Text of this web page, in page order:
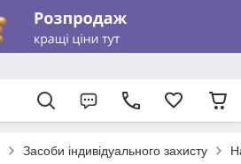
Засоби індивідуального захисту